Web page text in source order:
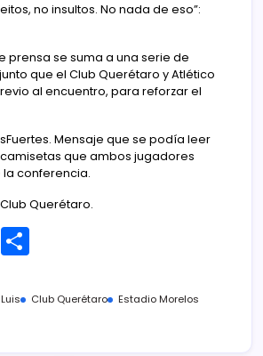
no insultos. No nada de eso”:
prensa se suma a una serie de
que el Club Querétaro y Atlético
al encuentro, para reforzar el
Mensaje que se podía leer
que ambos jugadores
conferencia.
Querétaro.
E
m
m
Club Querétaro
Estadio Morelos